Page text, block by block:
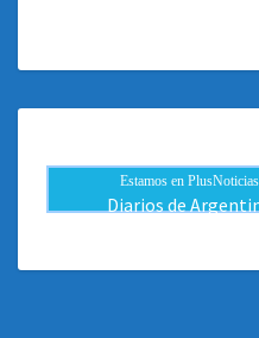
Estamos en PlusNoticias
Diarios de